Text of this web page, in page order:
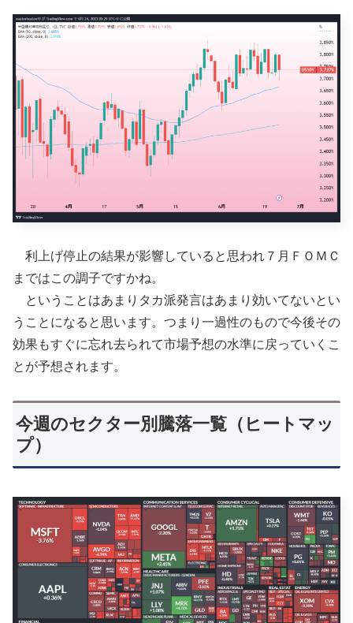
利上げ停止の結果が影響していると思われ７月ＦＯＭＣ
まではこの調子ですかね。
ということはあまりタカ派発言はあまり効いてないとい
うことになると思います。つまり一過性のもので今後その
効果もすぐに忘れ去られて市場予想の水準に戻っていくこ
とが予想されます。
今週のセクター別騰落一覧（ヒートマッ
プ）